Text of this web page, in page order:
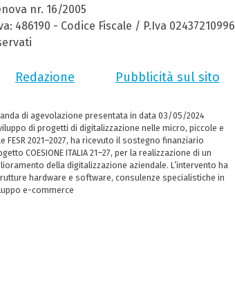
nr. 16/2005
486190 - Codice Fiscale / P.Iva 02437210996
Redazione Pubblicità sul sito
di agevolazione presentata in data 03/05/2024
di progetti di digitalizzazione nelle micro, piccole e
2021–2027, ha ricevuto il sostegno finanziario
COESIONE ITALIA 21–27, per la realizzazione di un
della digitalizzazione aziendale. L’intervento ha
hardware e software, consulenze specialistiche in
e-commerce